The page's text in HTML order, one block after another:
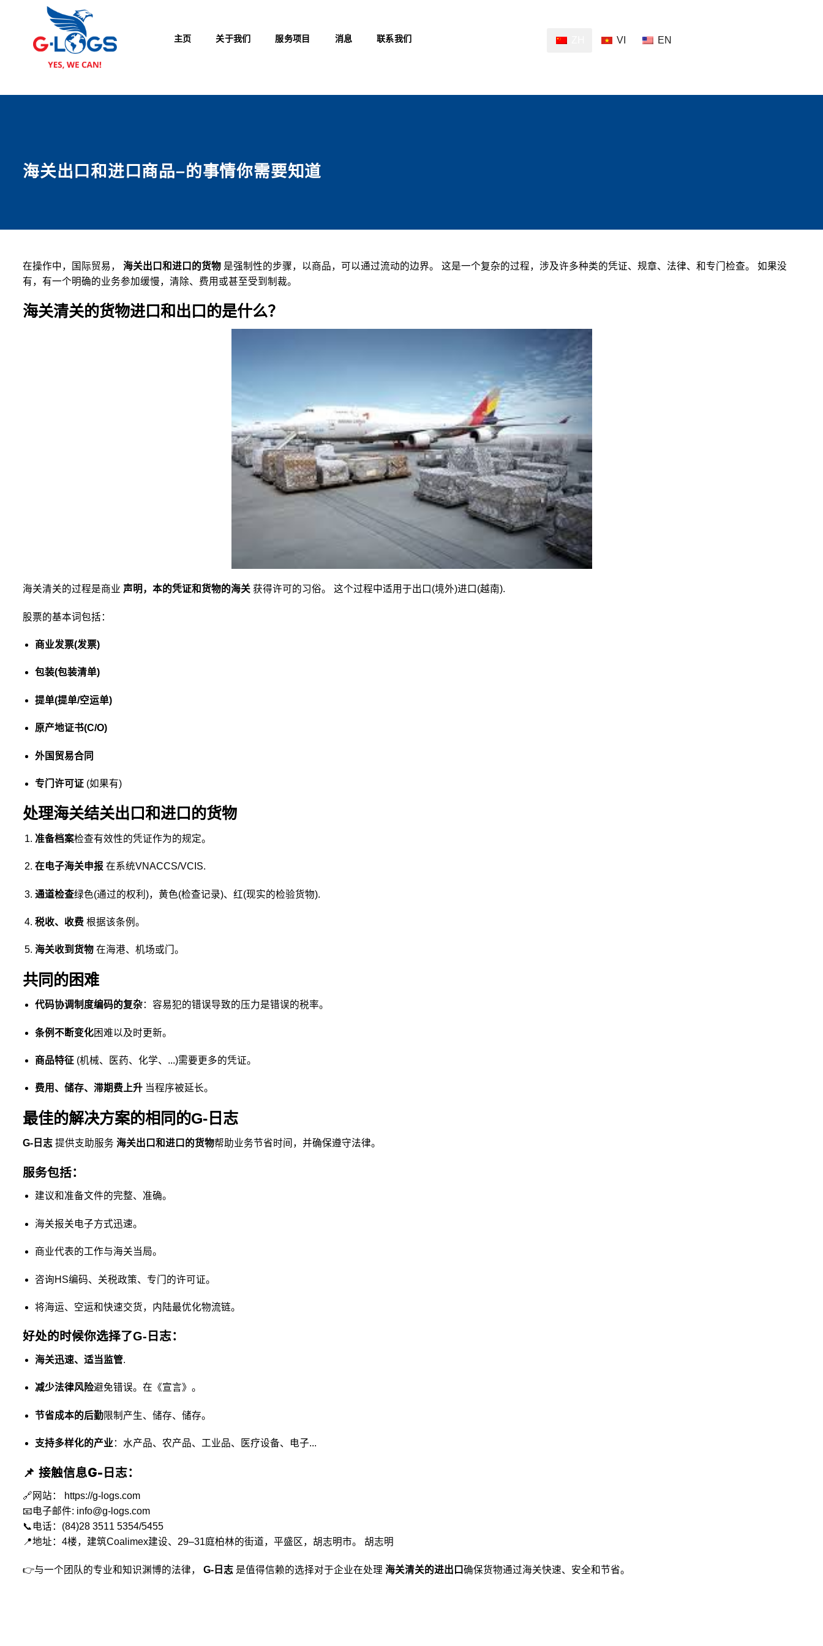
主页 关于我们 服务项目 消息 联系我们 VI EN
海关出口和进口商品–的事情你需要知道
在操作中，国际贸易， 海关出口和进口的货物 是强制性的步骤，以商品，可以通过流动的边界。 这是一个复杂的过程，涉及许多种类的凭证、规章、法律、和专门检查。 如果没
有，有一个明确的业务参加缓慢，清除、费用或甚至受到制裁。
海关清关的货物进口和出口的是什么？
海关清关的过程是商业 声明，本的凭证和货物的海关 获得许可的习俗。 这个过程中适用于出口(境外)进口(越南).
股票的基本词包括：
商业发票(发票)
包装(包装清单)
提单(提单/空运单)
原产地证书(C/O)
外国贸易合同
专门许可证 (如果有)
处理海关结关出口和进口的货物
准备档案检查有效性的凭证作为的规定。
在电子海关申报 在系统VNACCS/VCIS.
通道检查绿色(通过的权利)，黄色(检查记录)、红(现实的检验货物).
税收、收费 根据该条例。
海关收到货物 在海港、机场或门。
共同的困难
代码协调制度编码的复杂：容易犯的错误导致的压力是错误的税率。
条例不断变化困难以及时更新。
商品特征 (机械、医药、化学、...)需要更多的凭证。
费用、储存、滞期费上升 当程序被延长。
最佳的解决方案的相同的G-日志
G-日志 提供支助服务 海关出口和进口的货物帮助业务节省时间，并确保遵守法律。
服务包括：
建议和准备文件的完整、准确。
海关报关电子方式迅速。
商业代表的工作与海关当局。
咨询HS编码、关税政策、专门的许可证。
将海运、空运和快速交货，内陆最优化物流链。
好处的时候你选择了G-日志：
海关迅速、适当监管.
减少法律风险避免错误。在《宣言》。
节省成本的后勤限制产生、储存、储存。
支持多样化的产业：水产品、农产品、工业品、医疗设备、电子...
📌 接触信息G-日志：
🔗网站：
https://g-logs.com
📧电子邮件: info@g-logs.com
📞电话：(84)28 3511 5354/5455
📍地址：4楼，建筑Coalimex建设、29–31庭柏林的街道，平盛区，胡志明市。 胡志明
👉与一个团队的专业和知识渊博的法律， G-日志 是值得信赖的选择对于企业在处理 海关清关的进出口确保货物通过海关快速、安全和节省。